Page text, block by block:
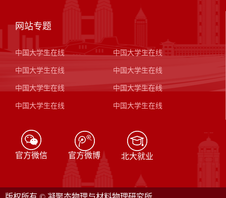
网站专题
中国大学生在线 中国大学生在线
中国大学生在线 中国大学生在线
中国大学生在线 中国大学生在线
中国大学生在线 中国大学生在线
官方微信 官方微博 北大就业